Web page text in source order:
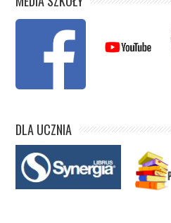
DLA UCZNIA